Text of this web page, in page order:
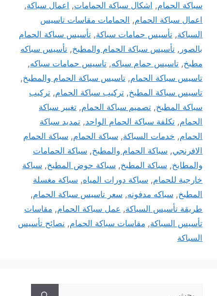
سباكة الحمام, اشكال سباكة الحمامات, اعمال سباكة,
اعمال سباكة الحمام, الحمامات مقاسات تاسيس
السباكة, تأسيس حمامات سباكة, تأسيس سباكة الحمام
بالصور , تأسيس سباكة الحمام والمطبخ, تأسيس سباكه
مطبخ, تاسيس حمام سباكه, تاسيس حمامات سباكه,
تاسيس سباكة الحمام, تاسيس سباكة الحمام والمطبخ,
تاسيس سباكة المطبخ, تركيب سباكة الحمام, تركيب
سباكة المطبخ, تصميم سباكة الحمام, تغيير سباكة
الحمام, تكلفة سباكة الحمام الواحد, تمديد سباكة
الحمام, خدمات السباكة, سباكة الحمام, سباكة الحمام
الافرنجي, سباكة الحمام والمطبخ, سباكة الحمامات
والمطابخ, سباكة المطبخ, سباكة حوض المطبخ, سباكة
خارجية للحمام, سباكة دورات المياه, سباكة مغسلة
المطبخ, سباكه مدفونه, سعر تاسيس سباكة الحمام,
طريقة تأسيس السباكة, عمل سباكة الحمام, مقاسات
تأسيس السباكة, مقاسات سباكة الحمام, نصائح تأسيس
السباكة